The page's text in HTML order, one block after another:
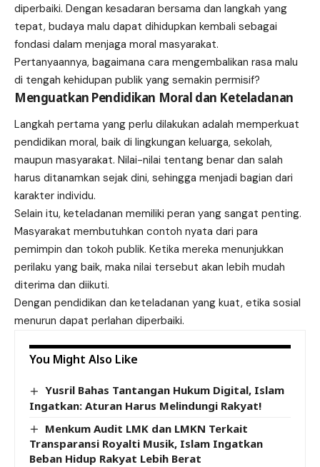
diperbaiki. Dengan kesadaran bersama dan langkah yang
tepat, budaya malu dapat dihidupkan kembali sebagai
fondasi dalam menjaga moral masyarakat.
Pertanyaannya, bagaimana cara mengembalikan rasa malu
di tengah kehidupan publik yang semakin permisif?
Menguatkan Pendidikan Moral dan Keteladanan
Langkah pertama yang perlu dilakukan adalah memperkuat
pendidikan moral, baik di lingkungan keluarga, sekolah,
maupun masyarakat. Nilai-nilai tentang benar dan salah
harus ditanamkan sejak dini, sehingga menjadi bagian dari
karakter individu.
Selain itu, keteladanan memiliki peran yang sangat penting.
Masyarakat membutuhkan contoh nyata dari para
pemimpin dan tokoh publik. Ketika mereka menunjukkan
perilaku yang baik, maka nilai tersebut akan lebih mudah
diterima dan diikuti.
Dengan pendidikan dan keteladanan yang kuat, etika sosial
menurun dapat perlahan diperbaiki.
You Might Also Like
Yusril Bahas Tantangan Hukum Digital, Islam
Ingatkan: Aturan Harus Melindungi Rakyat!
Menkum Audit LMK dan LMKN Terkait
Transparansi Royalti Musik, Islam Ingatkan
Beban Hidup Rakyat Lebih Berat